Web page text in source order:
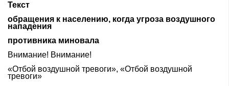
Текст
обращения к населению, когда угроза воздушного
нападения
противника миновала
Внимание! Внимание!
«Отбой воздушной тревоги», «Отбой воздушной
тревоги»